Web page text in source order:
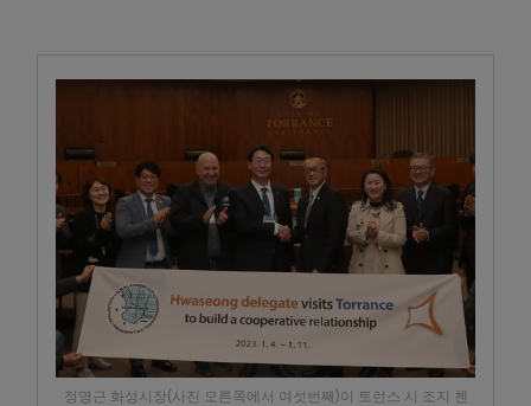
정명근 화성시장(사진 오른쪽에서 여섯번째)이 토런스 시 조지 첸